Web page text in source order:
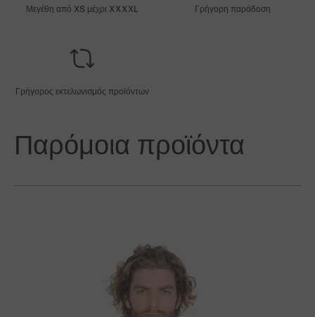
Μεγέθη από XS μέχρι XXXXL Γρήγορη παράδοση
Γρήγορος εκτελωνισμός προϊόντων
Παρόμοια προϊόντα